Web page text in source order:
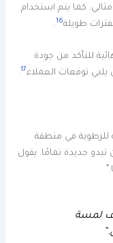
كما يتم استخدام
طويلة16
.
للتأكد من جودة
توقعات العملاء17
.
للرطوبة في منطقة
تبدو جديدة تمامًا. يقول
لمسة